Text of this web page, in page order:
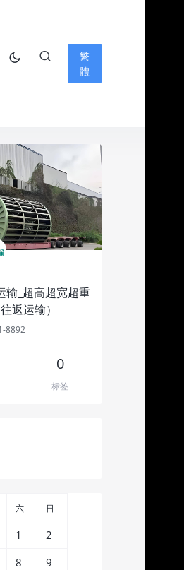
繁
體
输_超高超宽超重
返运输）
8892
0
标签
六 日
1
2
8
9